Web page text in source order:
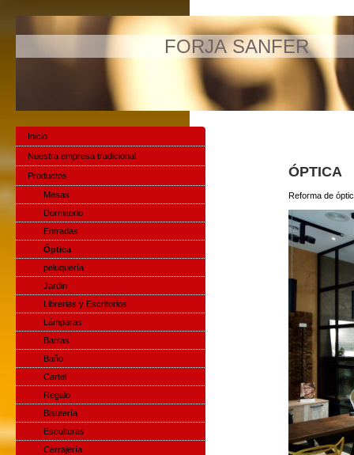
FORJA SANFER
ÓPTICA
Reforma de
Inicio
Nuestra empresa tradicional
Productos
Mesas
Dormitorio
Entradas
Óptica
peluquería
Jardin
Librerias y Escritorios
Lámparas
Barras
Baño
Cartel
Regalo
Bisutería
Esculturas
Cerrajería